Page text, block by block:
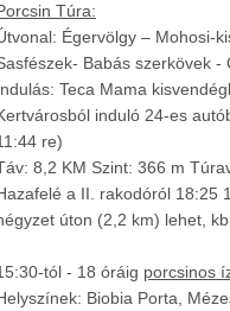
Túra:
Égervölgy – Mohosi-
Babás szerkövek -
Teca Mama
induló 24-es
re)
8,2 KM Szint: 366 m
a II. rakodóról 18:25
úton (2,2 km) lehet,
tól - 18 óráig porcsinos
Biobia Porta,